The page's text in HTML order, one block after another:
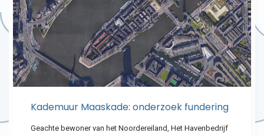
Kademuur Maaskade: onderzoek fundering
Geachte bewoner van het Noordereiland, Het Havenbedrijf